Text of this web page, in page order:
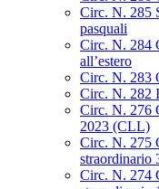
Circ. N. 285
pasquali
Circ. N. 284
all’estero
Circ. N. 283
Circ. N. 282
Circ. N. 276
2023 (CLL)
Circ. N. 275
straordinario
Circ. N. 274